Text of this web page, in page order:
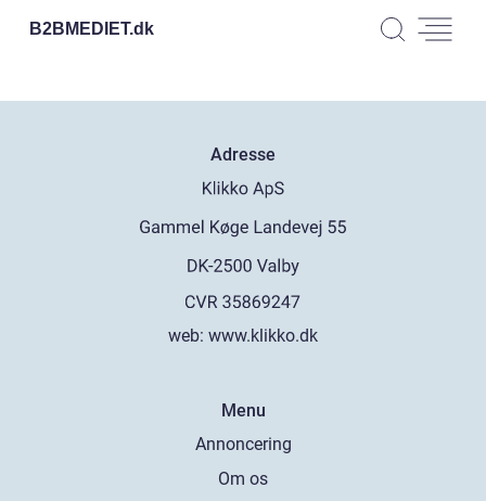
B2BMEDIET.dk
Adresse
web: www.klikko.dk
Menu
Annoncering
Om os